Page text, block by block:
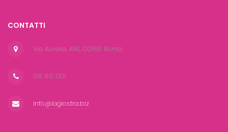
CONTATTI
Via Aurelia, 481, 00165 Roma
06 66 1321
info@lagiostra.biz